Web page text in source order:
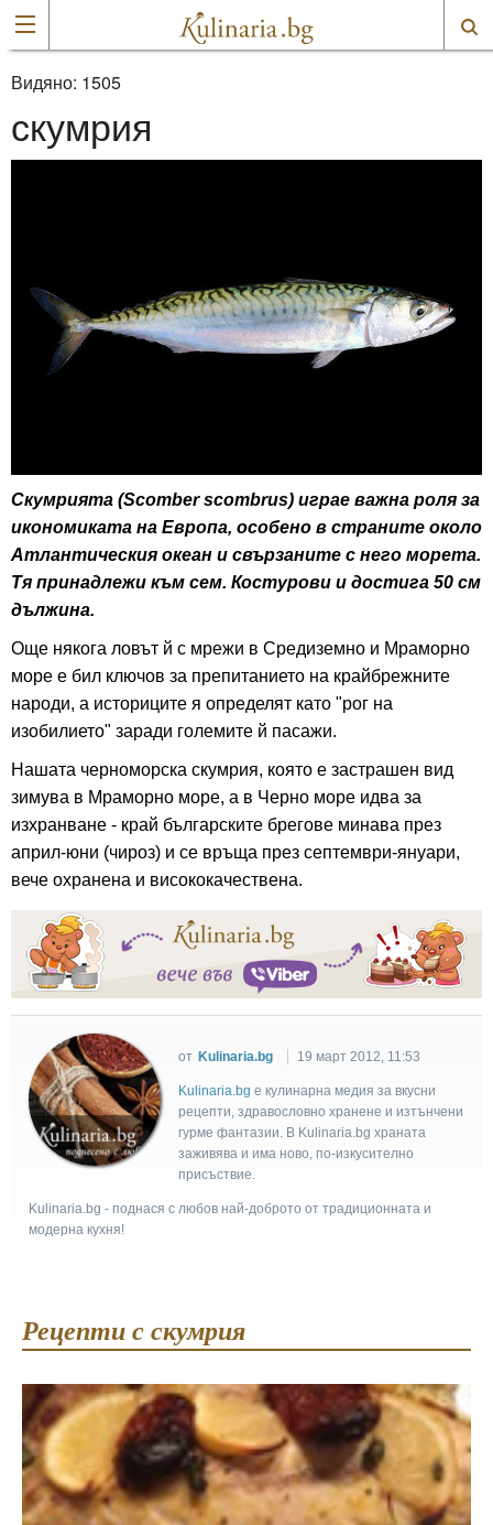
Видяно: 1505
скумрия
Скумрията (Scomber scombrus) играе важна роля за
икономиката на Европа, особено в страните около
Атлантическия океан и свързаните с него морета.
Тя принадлежи към сем. Костурови и достига 50 см
дължина.
Още някога ловът й с мрежи в Средиземно и Мраморно
море е бил ключов за препитанието на крайбрежните
народи, а историците я определят като "рог на
изобилието" заради големите й пасажи.
Нашата черноморска скумрия, която е застрашен вид
зимува в Мраморно море, а в Черно море идва за
изхранване - край българските брегове минава през
април-юни (чироз) и се връща през септември-януари,
вече охранена и висококачествена.
от Kulinaria.bg 19 март 2012, 11:53
Kulinaria.bg e кулинарна медия за вкусни
рецепти, здравословно хранене и изтънчени
гурме фантазии. В Kulinaria.bg храната
заживява и има ново, по-изкусително
присъствие.
Kulinaria.bg - поднася с любов най-доброто от традиционната и
модерна кухня!
Рецепти с скумрия